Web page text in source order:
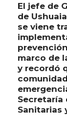
El jefe de
de
se viene
marco de
y recordó
Secretaría
Sanitarias